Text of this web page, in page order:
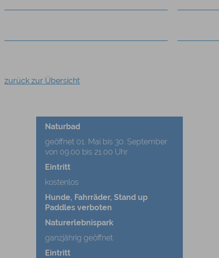
zurück zur Übersicht
Naturbad
geöffnet 01. Mai bis 30. September
von 09.00 bis 21.00 Uhr
Eintritt
kostenlos
Hunde, Fahrräder, Stand up
Paddles verboten
Naturerlebnispark
ganzjährig geöffnet
Eintritt